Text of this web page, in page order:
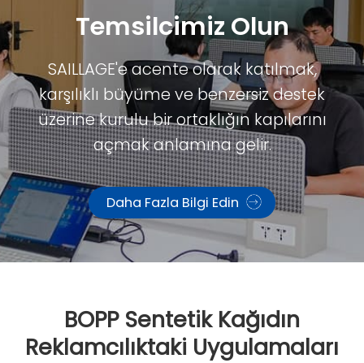
Temsilcimiz Olun
SAILLAGE'e acente olarak katılmak,
karşılıklı büyüme ve benzersiz destek
üzerine kurulu bir ortaklığın kapılarını
açmak anlamına gelir.
Daha Fazla Bilgi Edin
BOPP Sentetik Kağıdın
Reklamcılıktaki Uygulamaları